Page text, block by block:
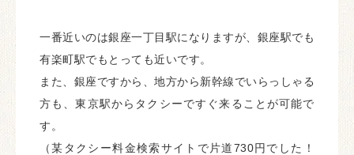
一番近いのは銀座一丁目駅になりますが、銀座駅でも
有楽町駅でもとっても近いです。
また、銀座ですから、地方から新幹線でいらっしゃる
方も、東京駅からタクシーですぐ来ることが可能で
す。
（某タクシー料金検索サイトで片道730円でした！